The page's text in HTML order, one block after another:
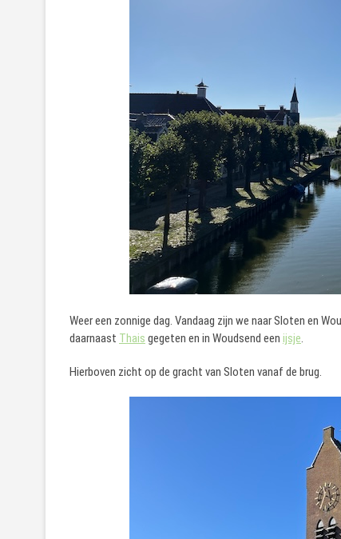
Weer een zonnige dag. Vandaag zijn we naar Sloten en
daarnaast Thais gegeten en in Woudsend een ijsje.
Hierboven zicht op de gracht van Sloten vanaf de brug.